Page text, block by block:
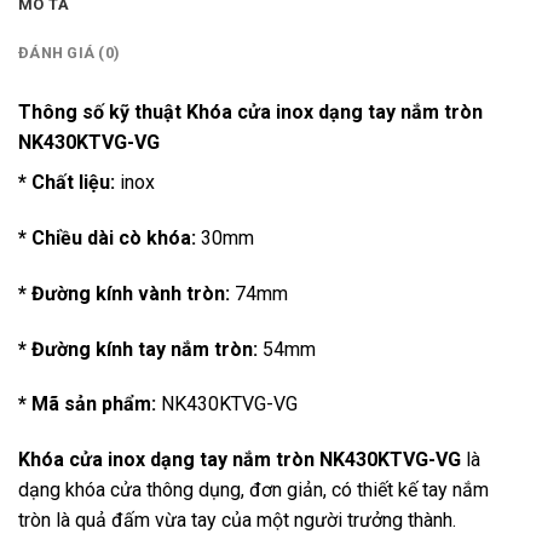
MÔ TẢ
ĐÁNH GIÁ (0)
Thông số kỹ thuật Khóa cửa inox dạng tay nắm tròn
NK430KTVG-VG
* Chất liệu: inox
* Chiều dài cò khóa: 30mm
* Đường kính vành tròn: 74mm
* Đường kính tay nắm tròn: 54mm
* Mã sản phẩm: NK430KTVG-VG
Khóa cửa inox dạng tay nắm tròn NK430KTVG-VG là
dạng khóa cửa thông dụng, đơn giản, có thiết kế tay nắm
tròn là quả đấm vừa tay của một người trưởng thành.